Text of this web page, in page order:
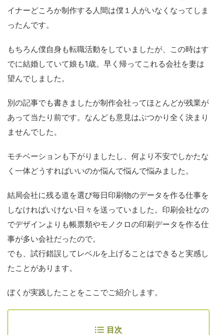
イナーどころか制作する人間は僕１人がいなくなってしま
ったんです。
もちろん僕自身も転職活動をしていましたが、この時はす
でに結婚していて娘も1歳。早く帰ってこれる会社を妻は
望んでしました。
別の記事でも書きましたが制作会社ってほとんどが残業が
あって当たり前です。なんども意見はぶつかり全く決まり
ませんでした。
モチベーションも下がりましたし、何より不安でしかたな
く一体どうすればいいのか悩んで悩んで悩みました。
結局会社に残る道を選び毎日印刷物のデータを作る仕事を
しなければいけない日々を送っていました。印刷会社なの
でデザインよりも帳票類やモノクロの印刷データを作る仕
事が多い会社だったので。
でも、試行錯誤してレベルを上げることはできると実感し
たことがあります。
ぼくが実践したことをここでご紹介します。
目次